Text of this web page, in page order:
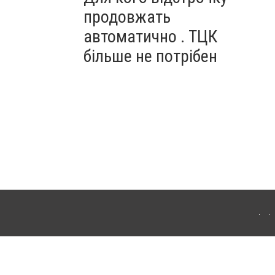
продовжать
автоматично . ТЦК
більше не потрібен